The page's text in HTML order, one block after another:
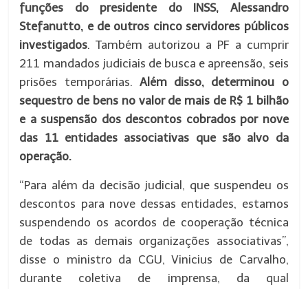
funções do presidente do INSS, Alessandro
Stefanutto, e de outros cinco servidores públicos
investigados. Também autorizou a PF a cumprir
211 mandados judiciais de busca e apreensão, seis
prisões temporárias. Além disso, determinou o
sequestro de bens no valor de mais de R$ 1 bilhão
e a suspensão dos descontos cobrados por nove
das 11 entidades associativas que são alvo da
operação.
“Para além da decisão judicial, que suspendeu os
descontos para nove dessas entidades, estamos
suspendendo os acordos de cooperação técnica
de todas as demais organizações associativas”,
disse o ministro da CGU, Vinicius de Carvalho,
durante coletiva de imprensa, da qual